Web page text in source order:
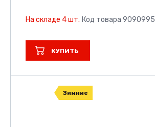
На складе 4 шт. Код товара 9090995
КУПИТЬ
Зимние